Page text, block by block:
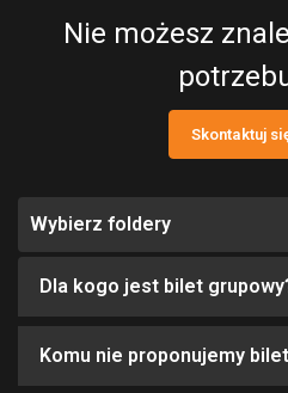
Nie możesz
Skontaktuj
Wybierz foldery
Dla kogo jest bilet
Komu nie proponujemy